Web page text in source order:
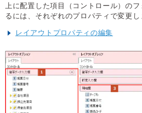
上に配置した項目（コントロール）の
るには、それぞれのプロパティで変更し
レイアウトプロパティの編集